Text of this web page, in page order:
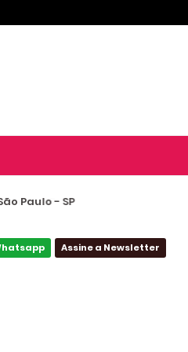
Paulo - SP
Assine a Newsletter